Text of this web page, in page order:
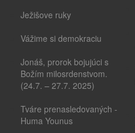
Ježišove ruky
Vážime si demokraciu
Jonáš, prorok bojujúci s
Božím milosrdenstvom.
(24.7. – 27.7. 2025)
Tváre prenasledovaných -
Huma Younus